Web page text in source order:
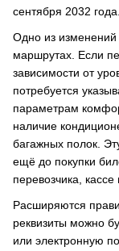
сентября 2032 года.
Одно из изменений
маршрутах. Если
зависимости от
потребуется
параметрам
наличие
багажных полок.
ещё до покупки
перевозчика,
Расширяются
реквизиты можно
или электронную